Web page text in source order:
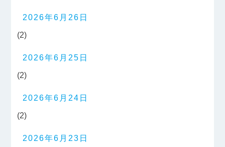
2026年6月26日
(2)
2026年6月25日
(2)
2026年6月24日
(2)
2026年6月23日